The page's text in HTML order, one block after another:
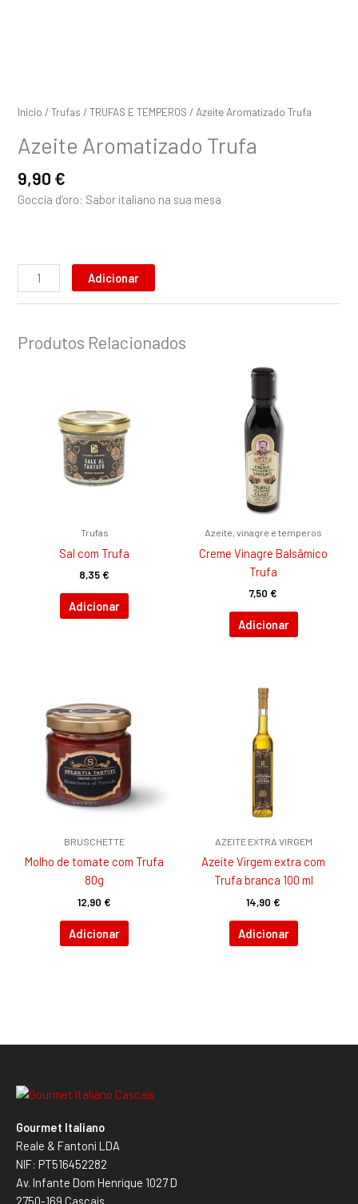
Início /Trufas /TRUFAS E TEMPEROS / Azeite Aromatizado Trufa
Azeite Aromatizado Trufa
9,90 €
Goccia d’oro: Sabor italiano na sua mesa
Adicionar
Produtos Relacionados
Trufas
Sal com Trufa
8,35 €
Adicionar
Azeite, vinagre e temperos
Creme Vinagre Balsâmico
Trufa
7,50 €
Adicionar
BRUSCHETTE
Molho de tomate com Trufa
80g
12,90 €
Adicionar
AZEITE EXTRA VIRGEM
Azeite Virgem extra com
Trufa branca 100 ml
14,90 €
Adicionar
Gourmet Italiano
Reale & Fantoni LDA
NIF: PT516452282
Av. Infante Dom Henrique 1027 D
2750-169 Cascais